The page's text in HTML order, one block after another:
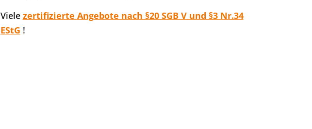
Viele zertifizierte Angebote nach §20 SGB V und §3 Nr.34
EStG !